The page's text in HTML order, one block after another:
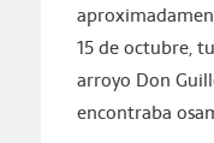
15 de octubre,
arroyo Don
encontraba